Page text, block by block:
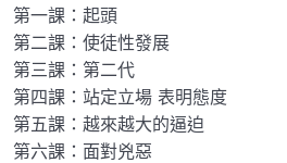
第一課：起頭
第二課：使徒性發展
第三課：第二代
第四課：站定立場 表明態度
第五課：越來越大的逼迫
第六課：面對兇惡